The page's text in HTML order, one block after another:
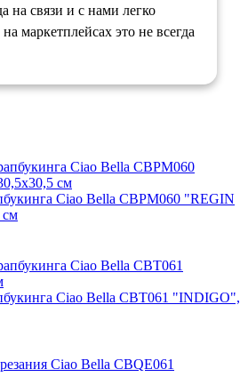
на связи и с нами легко
маркетплейсах это не всегда
Ciao Bella CBPM060 "REGIN
см
Ciao Bella CBT061 "INDIGO",